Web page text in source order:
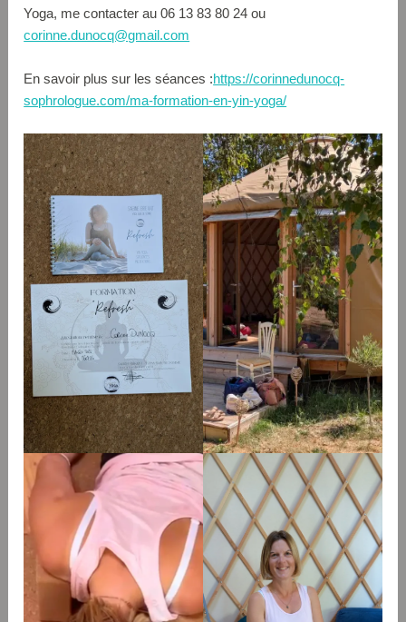
Yoga, me contacter au 06 13 83 80 24 ou
corinne.dunocq@gmail.com
En savoir plus sur les séances :https://corinnedunocq-
sophrologue.com/ma-formation-en-yin-yoga/